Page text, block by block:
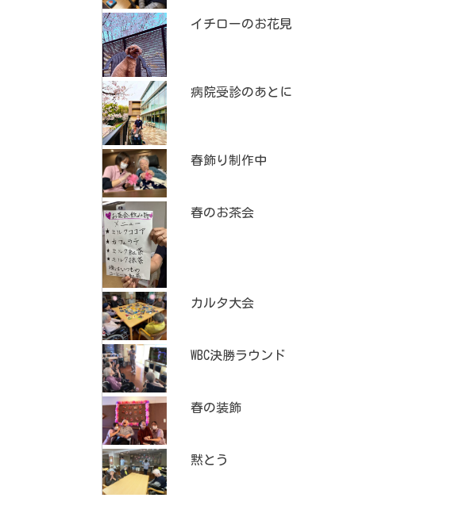
イチローのお花見
病院受診のあとに
春飾り制作中
春のお茶会
カルタ大会
WBC決勝ラウンド
春の装飾
黙とう